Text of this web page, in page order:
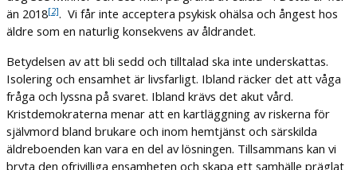
än 2018[2]. Vi får inte acceptera psykisk ohälsa och ångest hos
äldre som en naturlig konsekvens av åldrandet.
Betydelsen av att bli sedd och tilltalad ska inte underskattas.
Isolering och ensamhet är livsfarligt. Ibland räcker det att våga
fråga och lyssna på svaret. Ibland krävs det akut vård.
Kristdemokraterna menar att en kartläggning av riskerna för
självmord bland brukare och inom hemtjänst och särskilda
äldreboenden kan vara en del av lösningen. Tillsammans kan vi
bryta den ofrivilliga ensamheten och skapa ett samhälle präglat